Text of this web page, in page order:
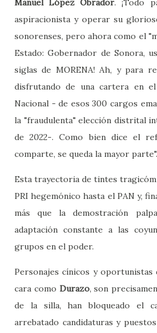
Manuel López Obrador. ¡Todo
aspiracionista y operar su
sonorenses, pero ahora como el
Estado: Gobernador de Sonora,
siglas de MORENA! Ah, y para
disfrutando de una cartera en
Nacional - de esos 300 cargos
la "fraudulenta" elección distrital
de 2022-. Como bien dice el
comparte, se queda la mayor parte".
Esta trayectoria de tintes
PRI hegemónico hasta el PAN y,
más que la demostración
adaptación constante a las
grupos en el poder.
Personajes cínicos y oportunistas
cara como Durazo, son
de la silla, han bloqueado el
arrebatado candidaturas y